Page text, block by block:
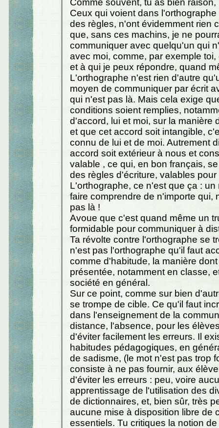
Comme souvent, tu as bien raison,
Ceux qui voient dans
des règles, n'ont évidemment rien
que, sans ces machins, je ne
communiquer avec quelqu'un qui
avec moi, comme, par exemple toi,
et à qui je peux répondre, quand
L'orthographe n'est rien d'autre
moyen de communiquer par écrit
qui n'est pas là. Mais cela exige
conditions soient remplies,
d'accord, lui et moi, sur la manière
et que cet accord soit intangible,
connu de lui et de moi. Autrement
accord soit extérieur à nous et
valable , ce qui, en bon français,
des règles d'écriture, valables pour
L'orthographe, ce n'est que ça : un
faire comprendre de n'importe qui,
pas là !
Avoue que c'est quand même un
formidable pour communiquer à
Ta révolte contre l'orthographe se
n'est pas l'orthographe qu'il faut
comme d'habitude, la manière
présentée, notamment en classe,
société en général.
Sur ce point, comme sur bien
se trompe de cible. Ce qu'il faut
dans l'enseignement de la
distance, l'absence, pour les
d'éviter facilement les erreurs. Il
habitudes pédagogiques, en
de sadisme, (le mot n'est pas trop
consiste à ne pas fournir, aux
d'éviter les erreurs : peu, voire
apprentissage de l'utilisation des
de dictionnaires, et, bien sûr, très
aucune mise à disposition libre de
essentiels. Tu critiques la notion